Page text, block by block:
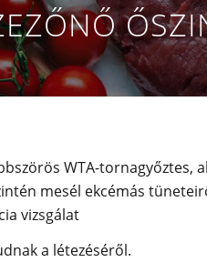
WTA-tornagyőztes,
mesél ekcémás
vizsgálat
a létezéséről.